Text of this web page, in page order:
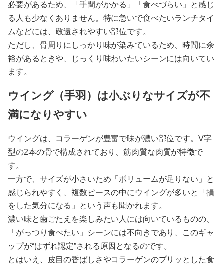
必要があるため、「手間がかかる」「食べづらい」と感じ
る人も少なくありません。特に急いで食べたいランチタイ
ムなどには、敬遠されやすい部位です。
ただし、骨周りにしっかり味が染みているため、時間に余
裕があるときや、じっくり味わいたいシーンには向いてい
ます。
ウイング（手羽）は小ぶりなサイズが不
満になりやすい
ウイングは、コラーゲンが豊富で味が濃い部位です。V字
型の2本の骨で構成されており、筋肉質な肉質が特徴で
す。
一方で、サイズが小さいため「ボリュームが足りない」と
感じられやすく、複数ピースの中にウイングが多いと「損
をした気分になる」という声も聞かれます。
濃い味と歯ごたえを楽しみたい人には向いているものの、
「がっつり食べたい」シーンには不向きであり、このギャ
ップが“はずれ認定”される原因となるのです。
とはいえ、皮目の香ばしさやコラーゲンのプリッとした食